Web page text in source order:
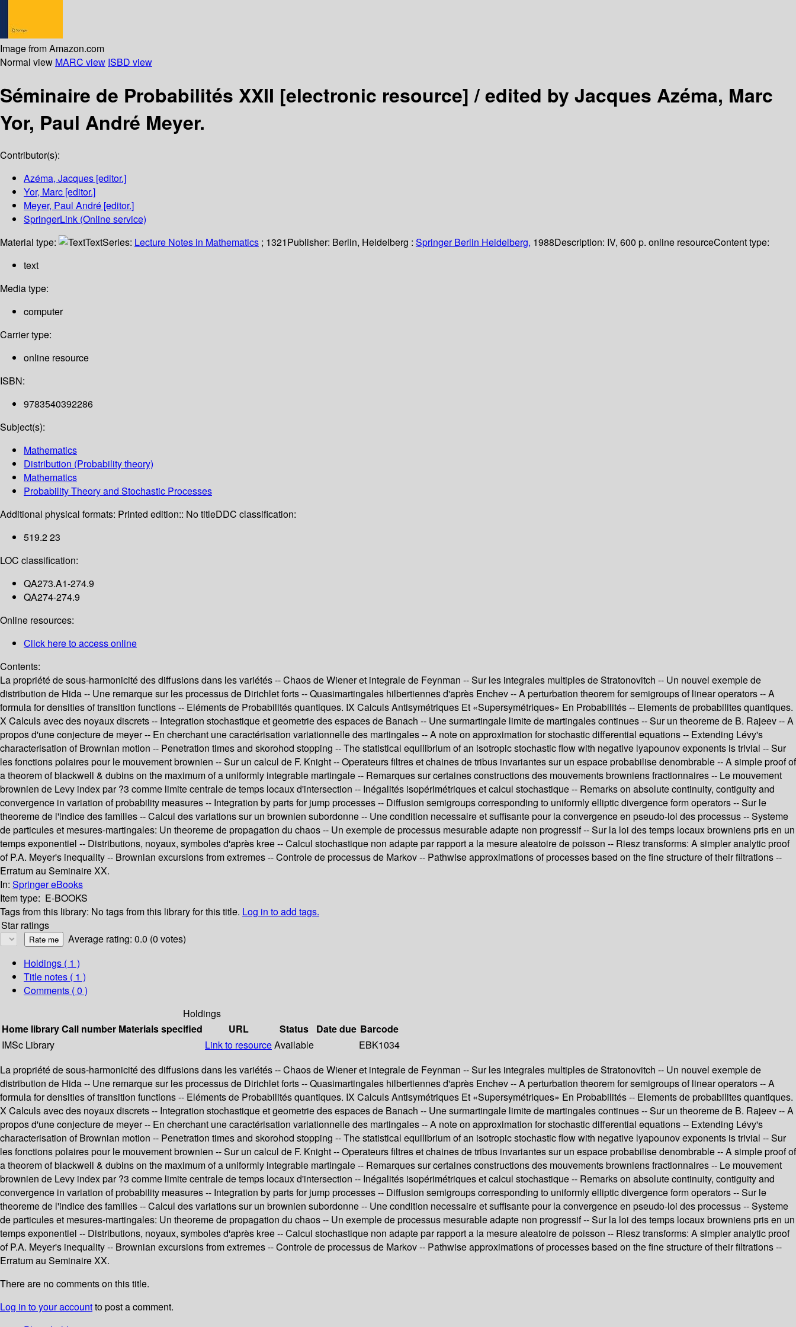
Image from Amazon.com
Normal view MARC view ISBD view
Séminaire de Probabilités XXII [electronic resource] /edited by Jacques Azéma, Marc
Yor, Paul André Meyer.
Contributor(s):
Azéma, Jacques [editor.]
Yor, Marc [editor.]
Meyer, Paul André [editor.]
SpringerLink (Online service)
Material type:
TextSeries: Lecture Notes in Mathematics ; 1321Publisher: Berlin, Heidelberg : Springer Berlin Heidelberg, 1988Description: IV, 600 p. online resourceContent type:
text
Media type:
computer
Carrier type:
online resource
ISBN:
9783540392286
Subject(s):
Mathematics
Distribution (Probability theory)
Mathematics
Probability Theory and Stochastic Processes
Additional physical formats: Printed edition:: No titleDDC classification:
519.2 23
LOC classification:
QA273.A1-274.9
QA274-274.9
Online resources:
Click here to access online
Contents:
La propriété de sous-harmonicité des diffusions dans les variétés -- Chaos de Wiener et integrale de Feynman -- Sur les integrales multiples de Stratonovitch -- Un nouvel exemple de
distribution de Hida -- Une remarque sur les processus de Dirichlet forts -- Quasimartingales hilbertiennes d'après Enchev -- A perturbation theorem for semigroups of linear operators -- A
formula for densities of transition functions -- Eléments de Probabilités quantiques. IX Calculs Antisymétriques Et «Supersymétriques» En Probabilités -- Elements de probabilites quantiques.
X Calculs avec des noyaux discrets -- Integration stochastique et geometrie des espaces de Banach -- Une surmartingale limite de martingales continues -- Sur un theoreme de B. Rajeev -- A
propos d'une conjecture de meyer -- En cherchant une caractérisation variationnelle des martingales -- A note on approximation for stochastic differential equations -- Extending Lévy's
characterisation of Brownian motion -- Penetration times and skorohod stopping -- The statistical equilibrium of an isotropic stochastic flow with negative lyapounov exponents is trivial -- Sur
les fonctions polaires pour le mouvement brownien -- Sur un calcul de F. Knight -- Operateurs filtres et chaines de tribus invariantes sur un espace probabilise denombrable -- A simple proof of
a theorem of blackwell & dubins on the maximum of a uniformly integrable martingale -- Remarques sur certaines constructions des mouvements browniens fractionnaires -- Le mouvement
brownien de Levy index par ?3 comme limite centrale de temps locaux d'intersection -- Inégalités isopérimétriques et calcul stochastique -- Remarks on absolute continuity, contiguity and
convergence in variation of probability measures -- Integration by parts for jump processes -- Diffusion semigroups corresponding to uniformly elliptic divergence form operators -- Sur le
theoreme de l'indice des familles -- Calcul des variations sur un brownien subordonne -- Une condition necessaire et suffisante pour la convergence en pseudo-loi des processus -- Systeme
de particules et mesures-martingales: Un theoreme de propagation du chaos -- Un exemple de processus mesurable adapte non progressif -- Sur la loi des temps locaux browniens pris en un
temps exponentiel -- Distributions, noyaux, symboles d'après kree -- Calcul stochastique non adapte par rapport a la mesure aleatoire de poisson -- Riesz transforms: A simpler analytic proof
of P.A. Meyer's inequality -- Brownian excursions from extremes -- Controle de processus de Markov -- Pathwise approximations of processes based on the fine structure of their filtrations --
Erratum au Seminaire XX.
In: Springer eBooks
Item type: E-BOOKS
Tags from this library: No tags from this library for this title. Log in to add tags.
Star ratings
Average rating: 0.0 (0 votes)
Holdings ( 1 )
Title notes ( 1 )
Comments ( 0 )
Holdings
Home libraryCall number Materials specified URL Status Date due Barcode
IMSc Library
Link to resourceAvailable
EBK1034
La propriété de sous-harmonicité des diffusions dans les variétés -- Chaos de Wiener et integrale de Feynman -- Sur les integrales multiples de Stratonovitch -- Un nouvel exemple de
distribution de Hida -- Une remarque sur les processus de Dirichlet forts -- Quasimartingales hilbertiennes d'après Enchev -- A perturbation theorem for semigroups of linear operators -- A
formula for densities of transition functions -- Eléments de Probabilités quantiques. IX Calculs Antisymétriques Et «Supersymétriques» En Probabilités -- Elements de probabilites quantiques.
X Calculs avec des noyaux discrets -- Integration stochastique et geometrie des espaces de Banach -- Une surmartingale limite de martingales continues -- Sur un theoreme de B. Rajeev -- A
propos d'une conjecture de meyer -- En cherchant une caractérisation variationnelle des martingales -- A note on approximation for stochastic differential equations -- Extending Lévy's
characterisation of Brownian motion -- Penetration times and skorohod stopping -- The statistical equilibrium of an isotropic stochastic flow with negative lyapounov exponents is trivial -- Sur
les fonctions polaires pour le mouvement brownien -- Sur un calcul de F. Knight -- Operateurs filtres et chaines de tribus invariantes sur un espace probabilise denombrable -- A simple proof of
a theorem of blackwell & dubins on the maximum of a uniformly integrable martingale -- Remarques sur certaines constructions des mouvements browniens fractionnaires -- Le mouvement
brownien de Levy index par ?3 comme limite centrale de temps locaux d'intersection -- Inégalités isopérimétriques et calcul stochastique -- Remarks on absolute continuity, contiguity and
convergence in variation of probability measures -- Integration by parts for jump processes -- Diffusion semigroups corresponding to uniformly elliptic divergence form operators -- Sur le
theoreme de l'indice des familles -- Calcul des variations sur un brownien subordonne -- Une condition necessaire et suffisante pour la convergence en pseudo-loi des processus -- Systeme
de particules et mesures-martingales: Un theoreme de propagation du chaos -- Un exemple de processus mesurable adapte non progressif -- Sur la loi des temps locaux browniens pris en un
temps exponentiel -- Distributions, noyaux, symboles d'après kree -- Calcul stochastique non adapte par rapport a la mesure aleatoire de poisson -- Riesz transforms: A simpler analytic proof
of P.A. Meyer's inequality -- Brownian excursions from extremes -- Controle de processus de Markov -- Pathwise approximations of processes based on the fine structure of their filtrations --
Erratum au Seminaire XX.
There are no comments on this title.
Log in to your accountto post a comment.